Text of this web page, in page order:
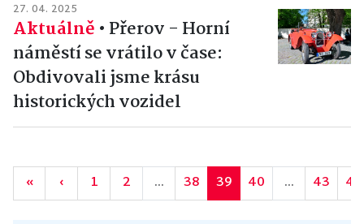
27. 04. 2025
Aktuálně • Přerov - Horní
náměstí se vrátilo v čase:
Obdivovali jsme krásu
historických vozidel
« ‹ 1 2 ... 38 39 40 ... 43 44